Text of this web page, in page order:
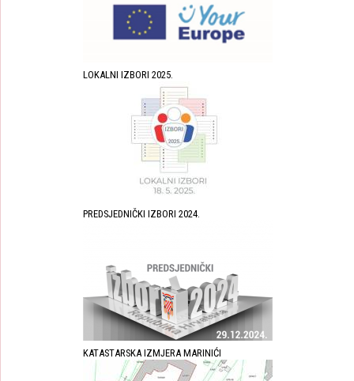
LOKALNI IZBORI 2025.
PREDSJEDNIČKI IZBORI 2024.
KATASTARSKA IZMJERA MARINIĆI